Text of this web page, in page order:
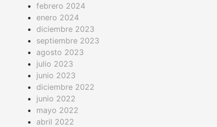
febrero 2024
enero 2024
diciembre 2023
septiembre 2023
agosto 2023
julio 2023
junio 2023
diciembre 2022
junio 2022
mayo 2022
abril 2022